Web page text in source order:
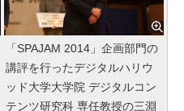
「SPAJAM 2014」企画部門の
講評を行ったデジタルハリウ
ッド大学大学院 デジタルコン
テンツ研究科 専任教授の三淵